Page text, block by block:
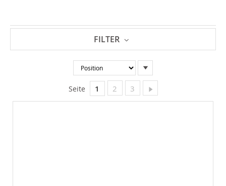
absteigender
Seite Sie lesen gerade Seite
1 Seite
2 Seite
3
FILTER